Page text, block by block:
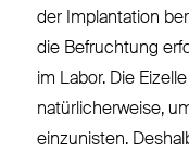
der Implantation
die Befruchtung
im Labor. Die
natürlicherweise,
einzunisten.